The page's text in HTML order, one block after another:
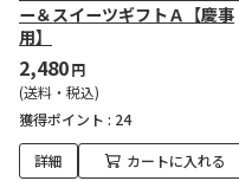
ー＆スイーツギフトＡ【慶事
用】
2,480円
(送料・税込)
獲得ポイント : 24
詳細 カートに入れる